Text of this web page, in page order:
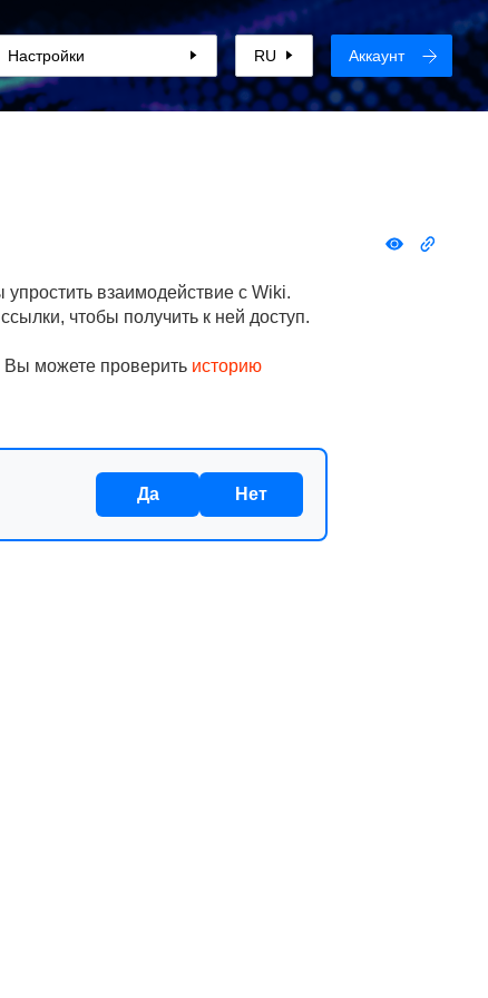
Настройки RU Аккаунт
взаимодействие с Wiki.
ссылки, чтобы получить к ней доступ.
Вы можете проверить историю
Да Нет